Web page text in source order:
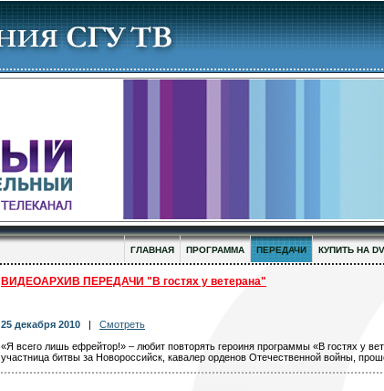
ГЛАВНАЯ ПРОГРАММА ПЕРЕДАЧИ КУПИТЬ НА
ВИДЕОАРХИВ ПЕРЕДАЧИ "В гостях у ветерана"
25 декабря 2010
Смотреть
«Я всего лишь ефрейтор!» – любит повторять героиня программы «В гостях у
участница битвы за Новороссийск, кавалер орденов Отечественной войны,